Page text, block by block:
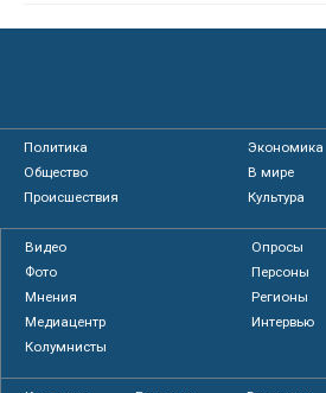
Политика
Экономика
Общество
В мире
Происшествия
Культура
Видео
Опросы
Фото
Персоны
Мнения
Регионы
Медиацентр
Интервью
Колумнисты